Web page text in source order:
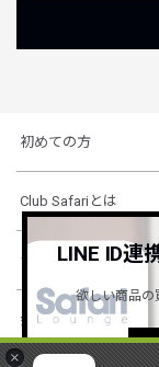
×
初めての方
Club Safariとは
ショッピングガイド
会社概要・規約
LINE ID連
欲しい商品の